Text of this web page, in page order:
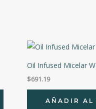
Oil Infused Micelar
$691.19
AÑADIR AL